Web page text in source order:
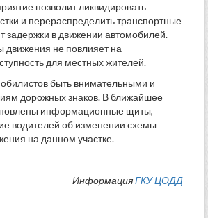
позволит ликвидировать
и перераспределить транспортные
задержки в движении автомобилей.
движения не повлияет на
для местных жителей.
быть внимательными и
дорожных знаков. В ближайшее
информационные щиты,
водителей об изменении схемы
на данном участке.
ИнформацияГКУ ЦОДД